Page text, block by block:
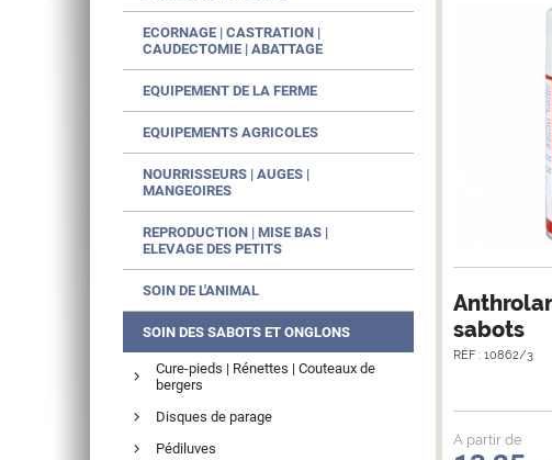
sabots
RÉF : 10862/3
A partir de
ECORNAGE | CASTRATION |
CAUDECTOMIE | ABATTAGE
EQUIPEMENT DE LA FERME
EQUIPEMENTS AGRICOLES
NOURRISSEURS | AUGES |
MANGEOIRES
REPRODUCTION | MISE BAS |
ELEVAGE DES PETITS
SOIN DE L'ANIMAL
SOIN DES SABOTS ET ONGLONS
Cure-pieds | Rénettes | Couteaux de
bergers
Disques de parage
Pédiluves